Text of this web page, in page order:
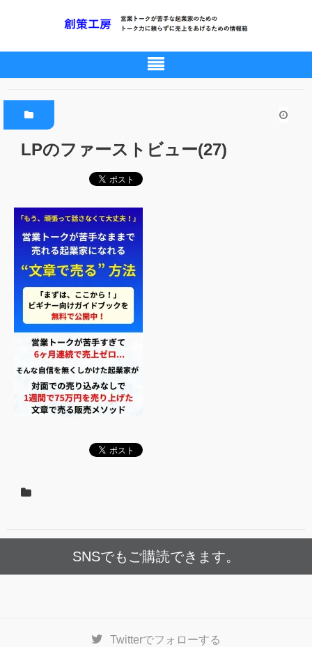
LPのファーストビュー(27)
SNSでもご購読できます。
Twitterでフォローする